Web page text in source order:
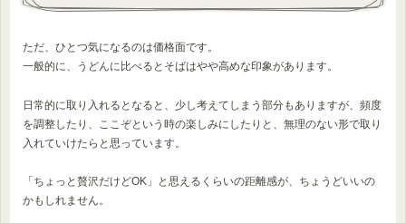
ただ、ひとつ気になるのは価格面です。
一般的に、うどんに比べるとそばはやや高めな印象があります。
日常的に取り入れるとなると、少し考えてしまう部分もありますが、頻度
を調整したり、ここぞという時の楽しみにしたりと、無理のない形で取り
入れていけたらと思っています。
「ちょっと贅沢だけどOK」と思えるくらいの距離感が、ちょうどいいの
かもしれません。